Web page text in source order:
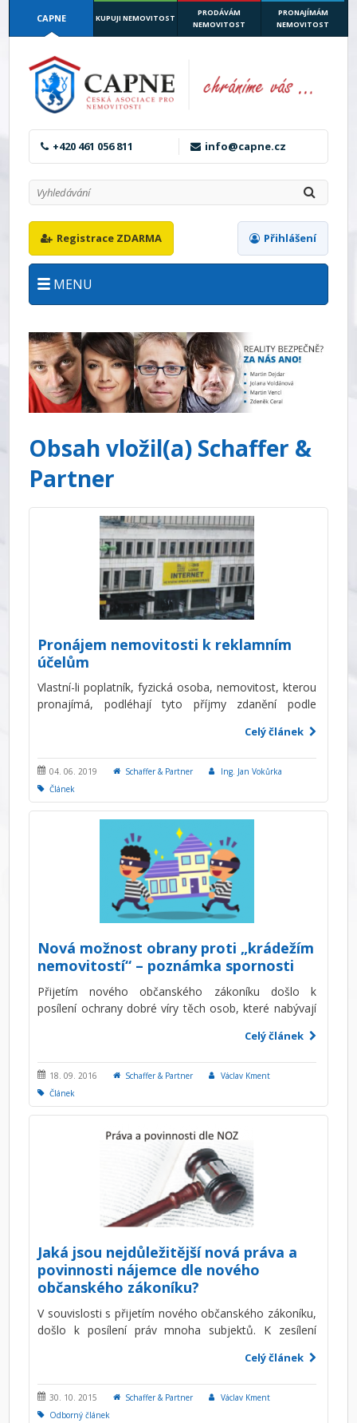
CAPNE KUPUJI NEMOVITOST
PRODÁVÁM
NEMOVITOST
PRONAJÍMÁM
NEMOVITOST
+420 461 056 811 info@capne.cz
Registrace ZDARMA Přihlášení
MENU
Obsah vložil(a) Schaffer &
Partner
Pronájem nemovitosti k reklamním
účelům
Vlastní-li poplatník, fyzická osoba, nemovitost, kterou
pronajímá, podléhají tyto příjmy zdanění podle
považovány příjmy z pronájmu nemovitostí a jejich
částí.
Celý článek
04. 06. 2019 Schaffer & Partner
Ing. Jan Vokůrka
Článek
Nová možnost obrany proti „krádežím
nemovitostí“ – poznámka spornosti
Přijetím nového občanského zákoníku došlo k
posílení ochrany dobré víry těch osob, které nabývají
nemovitostí zapsána jako vlastník, nicméně z důvodu
předchozí vady nabývacího titulu (titulem se rozumí
například kupní smlouva, tzn. kupní smlouva je
nějakým způsobem vadná) fakticky vlastníkem není
(zákon o takové osobě hovoří jako o
Celý článek
18. 09. 2016 Schaffer & Partner
Václav Kment
Článek
Jaká jsou nejdůležitější nová práva a
povinnosti nájemce dle nového
občanského zákoníku?
V souvislosti s přijetím nového občanského zákoníku,
došlo k posílení práv mnoha subjektů. K zesílení
druhou stranu však nový občanský zákoník klade na
nájemce větší odpovědnost, při prosazování jejich
práv, což má vést k tomu, aby si nájemci svá práva
lépe hlídali.
Celý článek
30. 10. 2015 Schaffer & Partner
Václav Kment
Odborný článek